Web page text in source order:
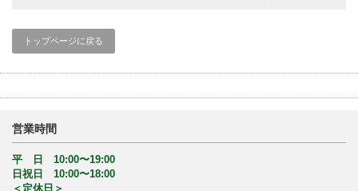
トップページに戻る
営業時間
平 日 10:00〜19:00
日祝日 10:00〜18:00
＜定休日＞